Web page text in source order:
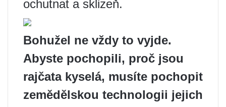
ochutnat a sklizeň.
Bohužel ne vždy to vyjde.
Abyste pochopili, proč jsou
rajčata kyselá, musíte pochopit
zemědělskou technologii jejich